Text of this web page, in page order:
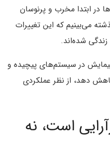
در ابتدا مخرب و پرنوسان
می‌بینیم که این تغییرات
زندگی شده‌اند.
در سیستم‌های پیچیده و
دهد، از نظر عملکردی
است، نه